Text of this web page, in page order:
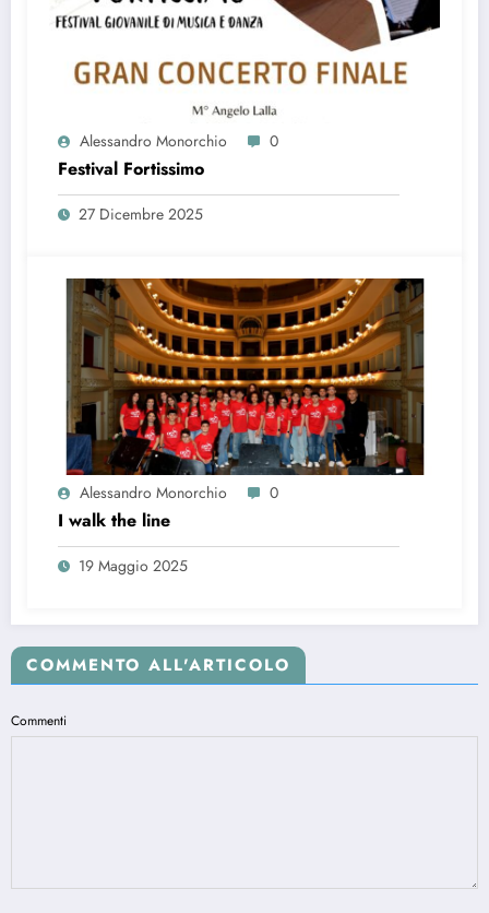
Alessandro Monorchio 0
Festival Fortissimo
27 Dicembre 2025
Alessandro Monorchio 0
I walk the line
19 Maggio 2025
COMMENTO ALL'ARTICOLO
Commenti